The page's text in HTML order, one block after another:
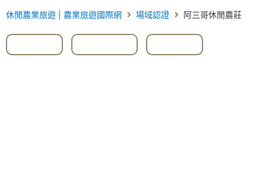
休閒農業旅遊 | 農業旅遊國際網 場域認證 阿三哥休閒農莊